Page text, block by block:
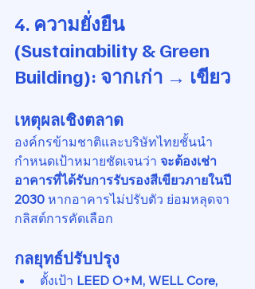
4. ความยั่งยืน
(Sustainability & Green
Building): จากเก่า → เขียว
เหตุผลเชิงตลาด
องค์กรข้ามชาติและบริษัทไทยชั้นนำ
กำหนดเป้าหมายชัดเจนว่า จะต้องเช่า
อาคารที่ได้รับการรับรองสีเขียวภายในปี
2030 หากอาคารไม่ปรับตัว ย่อมหลุดจา
กลิสต์การคัดเลือก
กลยุทธ์ปรับปรุง
ตั้งเป้า LEED O+M, WELL Core,